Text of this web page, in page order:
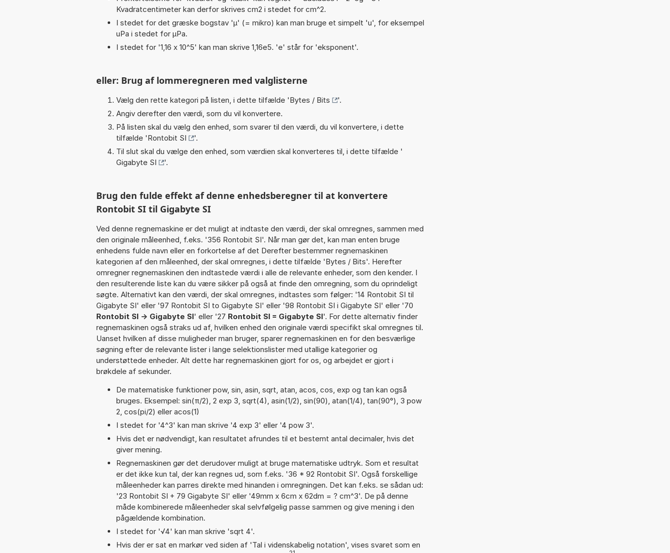
Kvadratcentimeter kan derfor skrives cm2 i stedet for cm^2.
I stedet for det græske bogstav 'µ' (= mikro) kan man bruge et simpelt 'u', for eksempel
uPa i stedet for µPa.
I stedet for '1,16 x 10^5' kan man skrive 1,16e5. 'e' står for 'eksponent'.
eller: Brug af lommeregneren med valglisterne
Vælg den rette kategori på listen, i dette tilfælde 'Bytes / Bits
'.
Angiv derefter den værdi, som du vil konvertere.
På listen skal du vælg den enhed, som svarer til den værdi, du vil konvertere, i dette
tilfælde 'Rontobit SI
'.
Til slut skal du vælge den enhed, som værdien skal konverteres til, i dette tilfælde '
Gigabyte SI
'.
Brug den fulde effekt af denne enhedsberegner til at konvertere
Rontobit SI til Gigabyte SI
Ved denne regnemaskine er det muligt at indtaste den værdi, der skal omregnes, sammen med
den originale måleenhed, f.eks. '356 Rontobit SI'. Når man gør det, kan man enten bruge
enhedens fulde navn eller en forkortelse af det Derefter bestemmer regnemaskinen
kategorien af den måleenhed, der skal omregnes, i dette tilfælde 'Bytes / Bits'. Herefter
omregner regnemaskinen den indtastede værdi i alle de relevante enheder, som den kender. I
den resulterende liste kan du være sikker på også at finde den omregning, som du oprindeligt
søgte. Alternativt kan den værdi, der skal omregnes, indtastes som følger: '14 Rontobit SI til
Gigabyte SI' eller '97 Rontobit SI to Gigabyte SI' eller '98 Rontobit SI i Gigabyte SI' eller '70
Rontobit SI -> Gigabyte SI' eller '27 Rontobit SI = Gigabyte SI'. For dette alternativ finder
regnemaskinen også straks ud af, hvilken enhed den originale værdi specifikt skal omregnes til.
Uanset hvilken af disse muligheder man bruger, sparer regnemaskinen en for den besværlige
søgning efter de relevante lister i lange selektionslister med utallige kategorier og
understøttede enheder. Alt dette har regnemaskinen gjort for os, og arbejdet er gjort i
brøkdele af sekunder.
De matematiske funktioner pow, sin, asin, sqrt, atan, acos, cos, exp og tan kan også
bruges. Eksempel: sin(π/2), 2 exp 3, sqrt(4), asin(1/2), sin(90), atan(1/4), tan(90°), 3 pow
2, cos(pi/2) eller acos(1)
I stedet for '4^3' kan man skrive '4 exp 3' eller '4 pow 3'.
Hvis det er nødvendigt, kan resultatet afrundes til et bestemt antal decimaler, hvis det
giver mening.
Regnemaskinen gør det derudover muligt at bruge matematiske udtryk. Som et resultat
er det ikke kun tal, der kan regnes ud, som f.eks. '36 * 92 Rontobit SI'. Også forskellige
måleenheder kan parres direkte med hinanden i omregningen. Det kan f.eks. se sådan ud:
'23 Rontobit SI + 79 Gigabyte SI' eller '49mm x 6cm x 62dm = ? cm^3'. De på denne
måde kombinerede måleenheder skal selvfølgelig passe sammen og give mening i den
pågældende kombination.
I stedet for '√4' kan man skrive 'sqrt 4'.
Hvis der er sat en markør ved siden af 'Tal i videnskabelig notation', vises svaret som en